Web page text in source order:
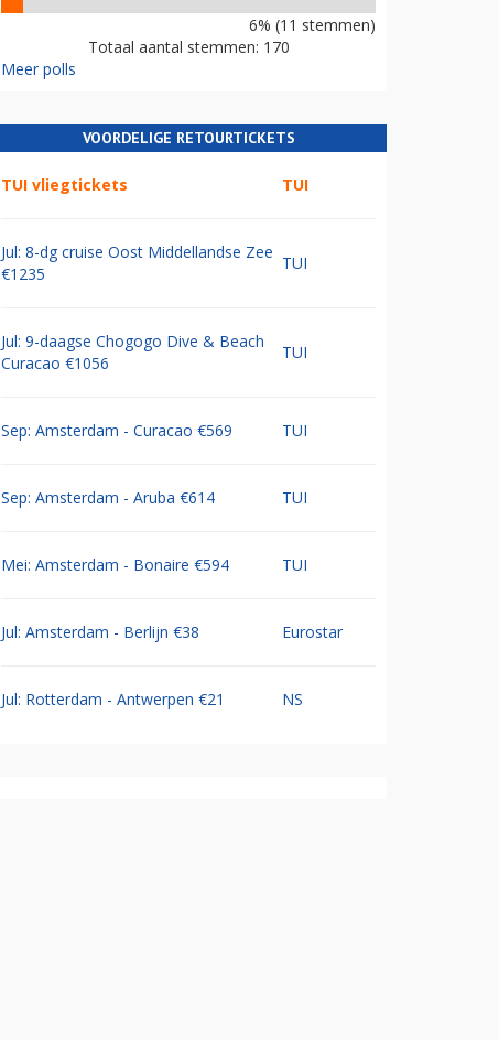
6% (11 stemmen)
Totaal aantal stemmen: 170
Meer polls
VOORDELIGE RETOURTICKETS
TUI vliegtickets TUI
Jul: 8-dg cruise Oost Middellandse Zee
€1235
TUI
Jul: 9-daagse Chogogo Dive & Beach
Curacao €1056
TUI
Sep: Amsterdam - Curacao €569 TUI
Sep: Amsterdam - Aruba €614 TUI
Mei: Amsterdam - Bonaire €594 TUI
Jul: Amsterdam - Berlijn €38 Eurostar
Jul: Rotterdam - Antwerpen €21 NS